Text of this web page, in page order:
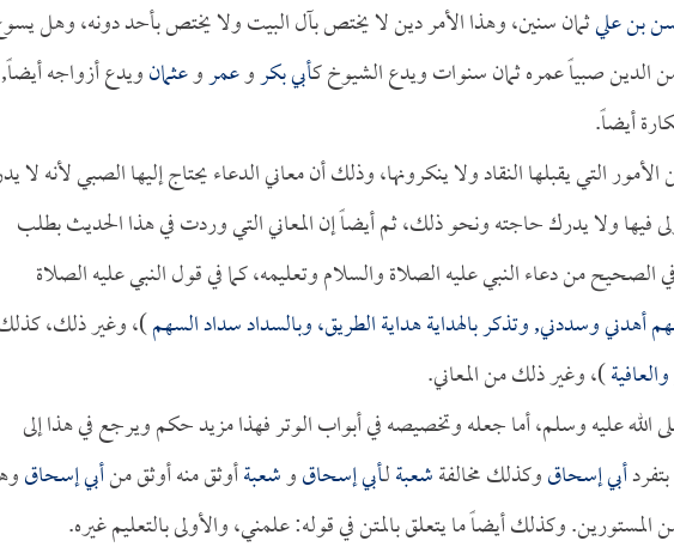
بن عليثمان سنين، وهذا الأمر دين لا يختص بآل البيت ولا يختص بأحد دونه، وهل
الدين صبياً عمره ثمان سنوات ويدع الشيوخ كأبي بكروعمروعثمانويدع أزواجه أيضاً,
أيضاً.
التي يقبلها النقاد ولا ينكرونها، وذلك أن معاني الدعاء يحتاج إليها الصبي لأنه لا
فيها ولا يدرك حاجته ونحو ذلك، ثم أيضاً إن المعاني التي وردت في هذا الحديث بطلب
من دعاء النبي عليه الصلاة والسلام وتعليمه، كما في قول النبي عليه الصلاة
أهدني وسددني, وتذكر بالهداية هداية الطريق، وبالسداد سداد السهم)، وغير ذلك،
)، وغير ذلك من المعاني.
الله عليه وسلم، أما جعله وتخصيصه في أبواب الوتر فهذا مزيد حكم ويرجع في هذا إلى
أبي إسحاقوكذلك مخالفةشعبةلـأبي إسحاقوشعبةأوثق منه أوثق منأبي إسحاق
المستورين. وكذلك أيضاً ما يتعلق بالمتن في قوله: علمني، والأولى بالتعليم غيره.